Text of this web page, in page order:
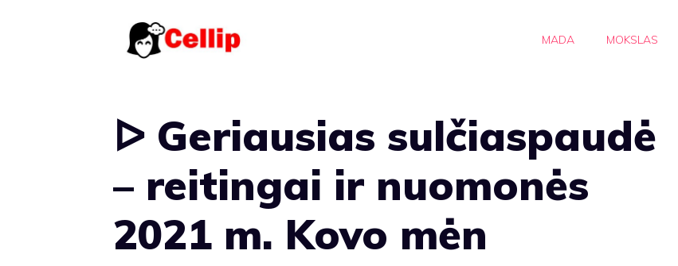
MADA MOKSLAS
ᐅ Geriausias sulčiaspaudė
– reitingai ir nuomonės
2021 m. Kovo mėn